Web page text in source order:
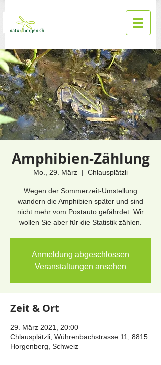
Amphibien-Zählung
Mo., 29. März
  |
Chlausplätzli
Wegen der Sommerzeit-Umstellung
wandern die Amphibien später und sind
nicht mehr vom Postauto gefährdet. Wir
wollen Sie aber für die Statistik zählen.
Anmeldung abgeschlossen
Veranstaltungen ansehen
Zeit & Ort
29. März 2021, 20:00
Chlausplätzli, Wührenbachstrasse 11, 8815
Horgenberg, Schweiz